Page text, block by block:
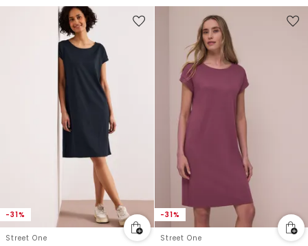
-31%
Street One
-31%
Street One